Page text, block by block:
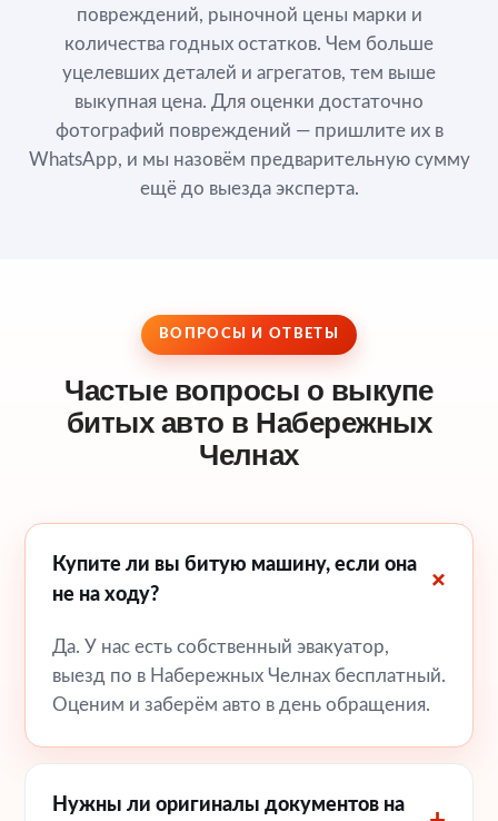
повреждений, рыночной цены марки и
количества годных остатков. Чем больше
уцелевших деталей и агрегатов, тем выше
выкупная цена. Для оценки достаточно
фотографий повреждений — пришлите их в
WhatsApp, и мы назовём предварительную сумму
ещё до выезда эксперта.
ВОПРОСЫ И ОТВЕТЫ
Частые вопросы о выкупе
битых авто в Набережных
Челнах
Купите ли вы битую машину, если она
не на ходу?
Да. У нас есть собственный эвакуатор,
выезд по в Набережных Челнах бесплатный.
Оценим и заберём авто в день обращения.
Нужны ли оригиналы документов на